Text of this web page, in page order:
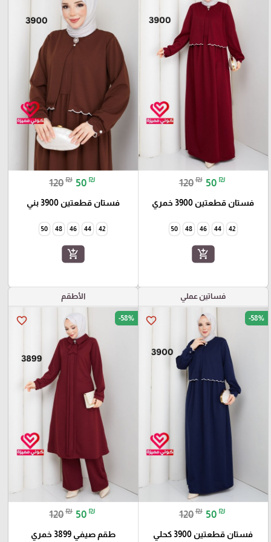
120₪ 50 ₪
فستان قطعتين 3900 خمري
42
44
46
48
50
add_shopping_cart
120₪ 50 ₪
فستان قطعتين 3900 بني
42
44
46
48
50
add_shopping_cart
فساتين عملي
favorite_border -58%
120₪ 50 ₪
فستان قطعتين 3900 كحلي
الأطقم
favorite_border -58%
120₪ 50 ₪
طقم صيفي 3899 خمري